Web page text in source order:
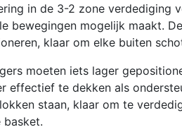
in de 3-2 zone verdediging
bewegingen mogelijk maakt.
klaar om elke buiten
moeten iets lager
effectief te dekken als
staan, klaar om te
basket.